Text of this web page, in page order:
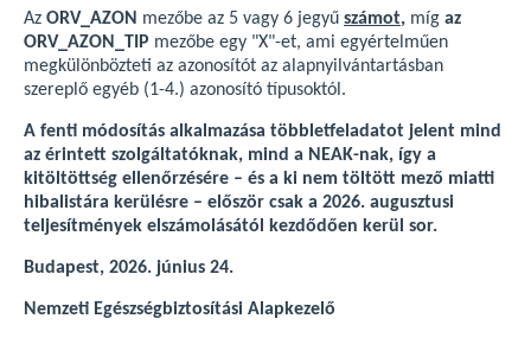
Az ORV_AZON mezőbe az 5 vagy 6 jegyű számot, míg az
ORV_AZON_TIP mezőbe egy "X"-et, ami egyértelműen
megkülönbözteti az azonosítót az alapnyilvántartásban
szereplő egyéb (1-4.) azonosító típusoktól.
A fenti módosítás alkalmazása többletfeladatot jelent mind
az érintett szolgáltatóknak, mind a NEAK-nak, így a
kitöltöttség ellenőrzésére – és a ki nem töltött mező miatti
hibalistára kerülésre – először csak a 2026. augusztusi
teljesítmények elszámolásától kezdődően kerül sor.
Budapest, 2026. június 24.
Nemzeti Egészségbiztosítási Alapkezelő